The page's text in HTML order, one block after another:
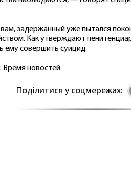
задержанный уже пытался
Как утверждают
ему совершить суицид.
Время новостей
Поділитися у соцмережах: